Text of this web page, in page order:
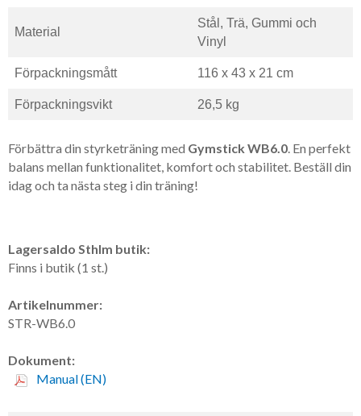
Material
Stål, Trä, Gummi och
Vinyl
Förpackningsmått 116 x 43 x 21 cm
Förpackningsvikt 26,5 kg
Förbättra din styrketräning med Gymstick WB6.0. En perfekt
balans mellan funktionalitet, komfort och stabilitet. Beställ din
idag och ta nästa steg i din träning!
Lagersaldo Sthlm butik:
Finns i butik (1 st.)
Artikelnummer:
STR-WB6.0
Dokument:
Manual (EN)